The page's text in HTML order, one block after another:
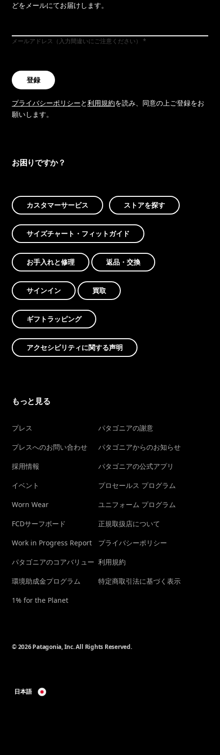
どをメールにてお届けします。
メールアドレス（入力間違いにご注意ください）
登録
プライバシーポリシーと利用規約を読み、同意の上ご登録をお
願いします。
お困りですか？
カスタマーサービス ストアを探す
サイズチャート・フィットガイド
お手入れと修理 返品・交換
サインイン 買取
ギフトラッピング
アクセシビリティに関する声明
もっと見る
プレス
プレスへのお問い合わせ
採用情報
イベント
Worn Wear
FCDサーフボード
Work in Progress Report
パタゴニアのコアバリュー
環境助成金プログラム
1% for the Planet
パタゴニアの謝意
パタゴニアからのお知らせ
パタゴニアの公式アプリ
プロセールス プログラム
ユニフォーム プログラム
正規取扱店について
プライバシーポリシー
利用規約
特定商取引法に基づく表示
© 2026 Patagonia, Inc. All Rights Reserved.
日本語